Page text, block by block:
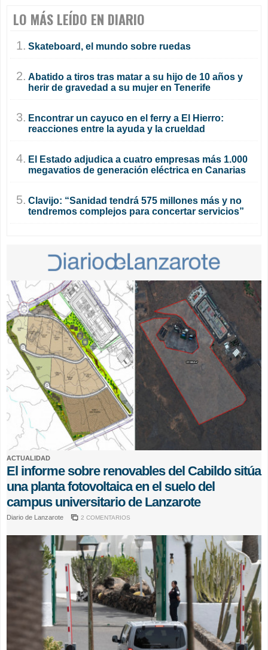
LO MÁS LEÍDO EN DIARIO
1. Skateboard, el mundo sobre ruedas
2. Abatido a tiros tras matar a su hijo de 10 años y
herir de gravedad a su mujer en Tenerife
3. Encontrar un cayuco en el ferry a El Hierro:
reacciones entre la ayuda y la crueldad
4. El Estado adjudica a cuatro empresas más 1.000
megavatios de generación eléctrica en Canarias
5. Clavijo: “Sanidad tendrá 575 millones más y no
tendremos complejos para concertar servicios”
ACTUALIDAD
El informe sobre renovables del Cabildo sitúa
una planta fotovoltaica en el suelo del
campus universitario de Lanzarote
Diario de Lanzarote 2 COMENTARIOS